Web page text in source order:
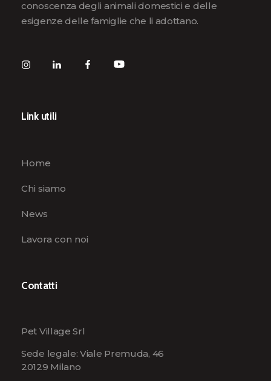
conoscenza degli animali domestici e delle
esigenze delle famiglie che li adottano.
Link utili
Home
Chi siamo
News
Lavora con noi
Contatti
Pet Village Srl
Sede legale: Viale Premuda, 46
20129 Milano